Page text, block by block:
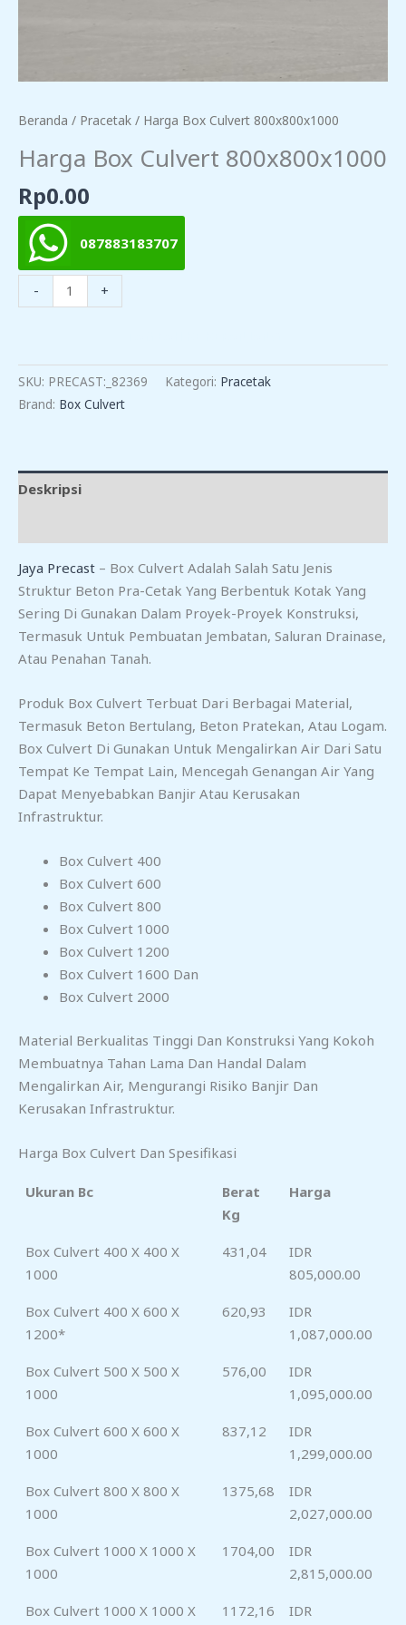
Beranda / Pracetak / Harga Box Culvert 800x800x1000
Harga Box Culvert 800x800x1000
Rp0.00
087883183707
-
Kuantitas
Harga
800x800x1000
+
SKU: PRECAST:_82369 Kategori: Pracetak
Brand: Box Culvert
Deskripsi
Jaya Precast – Box Culvert Adalah Salah Satu Jenis
Struktur Beton Pra-Cetak Yang Berbentuk Kotak Yang
Sering Di Gunakan Dalam Proyek-Proyek Konstruksi,
Termasuk Untuk Pembuatan Jembatan, Saluran Drainase,
Atau Penahan Tanah.
Produk Box Culvert Terbuat Dari Berbagai Material,
Termasuk Beton Bertulang, Beton Pratekan, Atau Logam.
Box Culvert Di Gunakan Untuk Mengalirkan Air Dari Satu
Tempat Ke Tempat Lain, Mencegah Genangan Air Yang
Dapat Menyebabkan Banjir Atau Kerusakan
Infrastruktur.
Box Culvert 400
Box Culvert 600
Box Culvert 800
Box Culvert 1000
Box Culvert 1200
Box Culvert 1600 Dan
Box Culvert 2000
Material Berkualitas Tinggi Dan Konstruksi Yang Kokoh
Membuatnya Tahan Lama Dan Handal Dalam
Mengalirkan Air, Mengurangi Risiko Banjir Dan
Kerusakan Infrastruktur.
Harga Box Culvert Dan Spesifikasi
Ukuran Bc
Berat
Kg
Harga
Box Culvert 400 X 400 X
1000
431,04
IDR
805,000.00
Box Culvert 400 X 600 X
1200*
620,93
IDR
1,087,000.00
Box Culvert 500 X 500 X
1000
576,00
IDR
1,095,000.00
Box Culvert 600 X 600 X
1000
837,12
IDR
1,299,000.00
Box Culvert 800 X 800 X
1000
1375,68
IDR
2,027,000.00
Box Culvert 1000 X 1000 X
1000
1704,00
IDR
2,815,000.00
Box Culvert 1000 X 1000 X
1172,16
IDR